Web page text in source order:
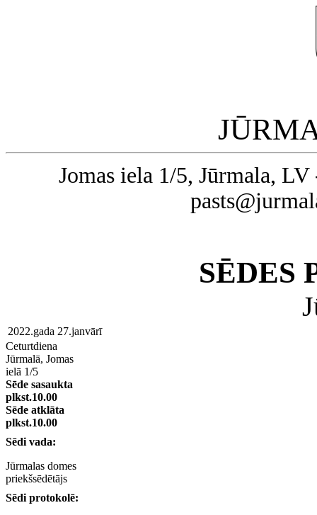
Jomas iela 1/5, Jūrmala,
SĒDES
2022.gada 27.janvārī
Ceturtdiena
Jūrmalā, Jomas
ielā 1/5
Sēde sasaukta
plkst.10.00
Sēde atklāta
plkst.10.00
Sēdi vada:
Jūrmalas domes
priekšsēdētājs
Sēdi protokolē: